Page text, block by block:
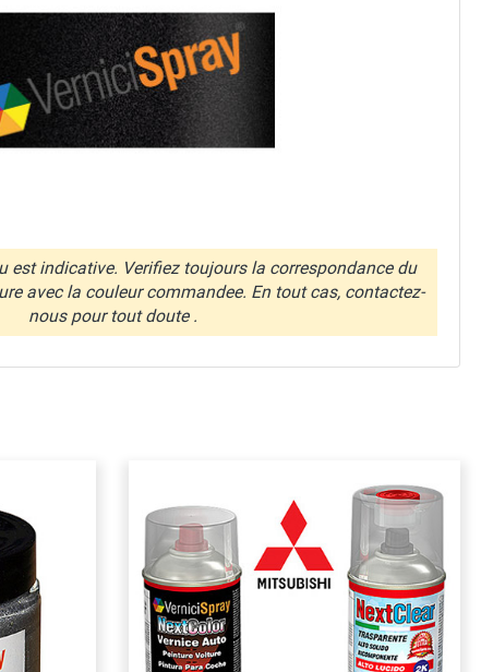
est indicative. Verifiez toujours la correspondance du
avec la couleur commandee. En tout cas, contactez-
nous pour tout doute .